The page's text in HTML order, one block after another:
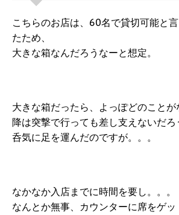
こちらのお店は、60名で貸切可能と
たため、
大きな箱なんだろうなーと想定。
大きな箱だったら、よっぽどのこと
降は突撃で行っても差し支えないだろ
呑気に足を運んだのですが。。。
なかなか入店までに時間を要し。。。
なんとか無事、カウンターに席をゲッ